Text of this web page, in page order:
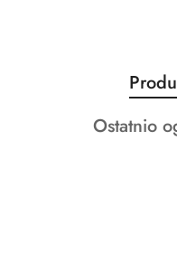
Pomiń karuzelę
o
Produkty
Ostatnio